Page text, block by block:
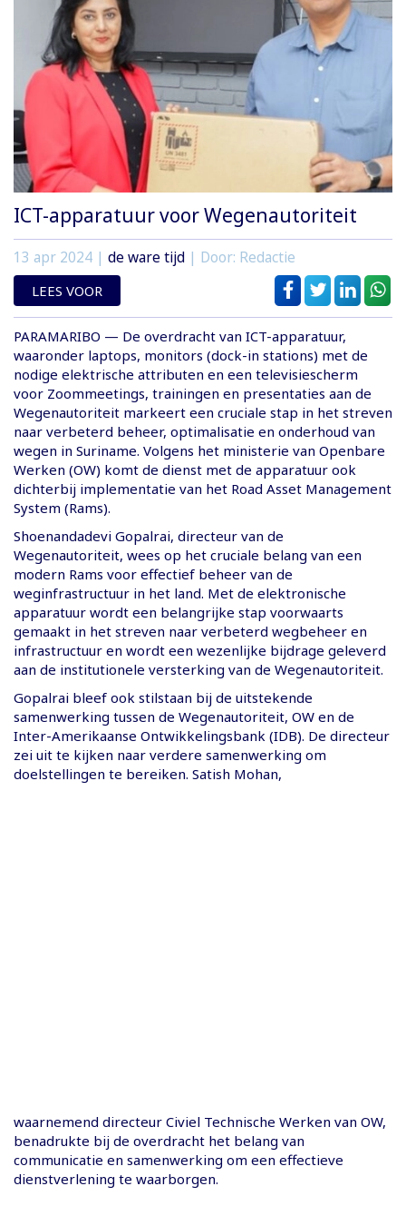
ICT-apparatuur voor Wegenautoriteit
13 apr 2024 | de ware tijd | Door: Redactie
LEES VOOR
PARAMARIBO — De overdracht van ICT-apparatuur,
waaronder laptops, monitors (dock-in stations) met de
nodige elektrische attributen en een televisiescherm
voor Zoommeetings, trainingen en presentaties aan de
Wegenautoriteit markeert een cruciale stap in het streven
naar verbeterd beheer, optimalisatie en onderhoud van
wegen in Suriname. Volgens het ministerie van Openbare
Werken (OW) komt de dienst met de apparatuur ook
dichterbij implementatie van het Road Asset Management
System (Rams).
Shoenandadevi Gopalrai, directeur van de
Wegenautoriteit, wees op het cruciale belang van een
modern Rams voor effectief beheer van de
weginfrastructuur in het land. Met de elektronische
apparatuur wordt een belangrijke stap voorwaarts
gemaakt in het streven naar verbeterd wegbeheer en
infrastructuur en wordt een wezenlijke bijdrage geleverd
aan de institutionele versterking van de Wegenautoriteit.
Gopalrai bleef ook stilstaan bij de uitstekende
samenwerking tussen de Wegenautoriteit, OW en de
Inter-Amerikaanse Ontwikkelingsbank (IDB). De directeur
zei uit te kijken naar verdere samenwerking om
doelstellingen te bereiken. Satish Mohan,
waarnemend directeur Civiel Technische Werken van OW,
benadrukte bij de overdracht het belang van
communicatie en samenwerking om een effectieve
dienstverlening te waarborgen.